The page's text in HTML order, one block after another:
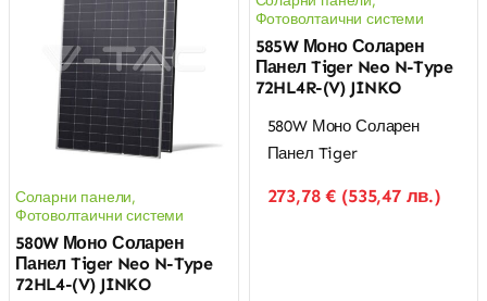
Соларни панели,
Фотоволтаични системи
580W Моно Соларен
Панел Tiger Neo N-Type
72HL4-(V) JINKO
Фотоволтаични системи
585W Моно Соларен
Панел Tiger Neo N-Type
72HL4R-(V) JINKO
580W Моно Соларен
Панел Tiger
273,78€ (535,47 лв.)